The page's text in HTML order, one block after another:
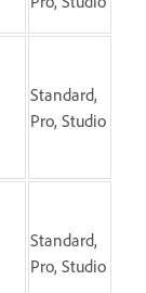
Standard,
Pro, Studio
Standard,
Pro, Studio